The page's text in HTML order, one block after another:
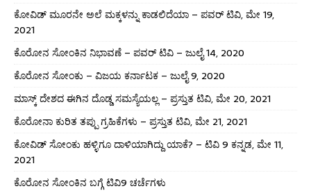
ಕೋವಿಡ್ ಮೂರನೇ ಅಲೆ ಮಕ್ಕಳನ್ನು ಕಾಡಲಿದೆಯಾ – ಪವರ್ ಟಿವಿ, ಮೇ 19,
2021
ಕೊರೋನ ಸೋಂಕಿನ ನಿಭಾವಣೆ – ಪವರ್ ಟಿವಿ – ಜುಲೈ 14, 2020
ಕೊರೋನ ಸೋಂಕು – ವಿಜಯ ಕರ್ನಾಟಕ – ಜುಲೈ 9, 2020
ಮಾಸ್ಕ್ ದೇಶದ ಈಗಿನ ದೊಡ್ಡ ಸಮಸ್ಯೆಯಲ್ಲ – ಪ್ರಸ್ತುತ ಟಿವಿ, ಮೇ 20, 2021
ಕೊರೋನಾ ಕುರಿತ ತಪ್ಪು ಗ್ರಹಿಕೆಗಳು – ಪ್ರಸ್ತುತ ಟಿವಿ, ಮೇ 21, 2021
ಕೋವಿಡ್ ಸೋಂಕು ಹಳ್ಳಿಗೂ ದಾಳಿಯಾಗಿದ್ದು ಯಾಕೆ? – ಟಿವಿ 9 ಕನ್ನಡ, ಮೇ 11,
2021
ಕೊರೋನ ಸೋಂಕಿನ ಬಗ್ಗೆ ಟಿವಿ9 ಚರ್ಚೆಗಳು